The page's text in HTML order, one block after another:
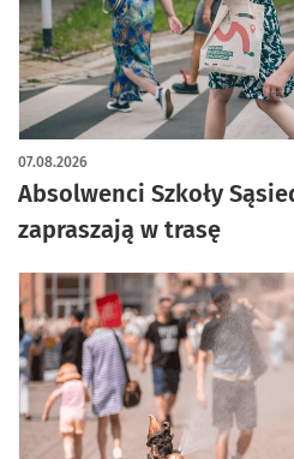
Absolwenci Szkoły
zapraszają w trasę
07.08.2026